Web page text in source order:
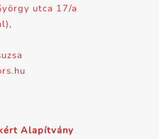
utca 17/a
Alapítvány